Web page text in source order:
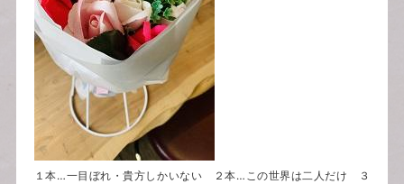
１本…一目ぼれ・貴方しかいない ２本…この世界は二人だけ ３